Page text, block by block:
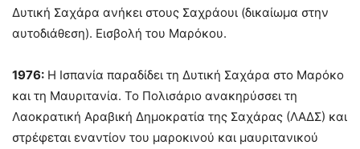
Δυτική Σαχάρα ανήκει στους Σαχράουι (δικαίωμα στην
αυτοδιάθεση). Εισβολή του Μαρόκου.
1976: Η Ισπανία παραδίδει τη Δυτική Σαχάρα στο Μαρόκο
και τη Μαυριτανία. Το Πολισάριο ανακηρύσσει τη
Λαοκρατική Αραβική Δημοκρατία της Σαχάρας (ΛΑΔΣ) και
στρέφεται εναντίον του μαροκινού και μαυριτανικού